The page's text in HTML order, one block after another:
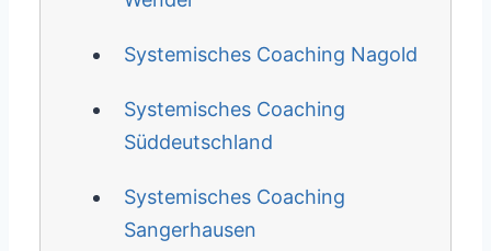
Systemisches Coaching Nagold
Systemisches Coaching
Süddeutschland
Systemisches Coaching
Sangerhausen